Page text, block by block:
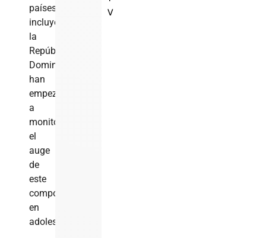
países,
incluyendo
la
República
Dominicana,
han
empezado
a
monitorear
el
auge
de
este
comportamiento
en
adolescentes.
V